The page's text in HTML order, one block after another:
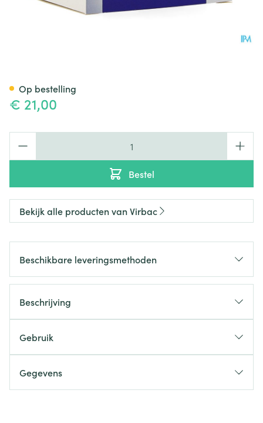
€ 21,00
Bestel
Op bestelling
Bekijk alle producten van Virbac
Beschikbare leveringsmethoden
Beschrijving
Gebruik
Gegevens